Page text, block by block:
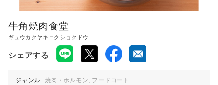
※ラストオーダーは店舗によって異なります。
牛角焼肉食堂
ギュウカクヤキニクショクドウ
シェアする
ジャンル :焼肉・ホルモン, フードコート